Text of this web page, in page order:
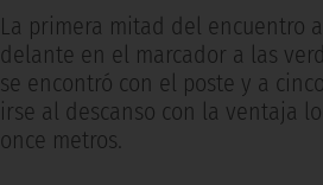
La primera mitad del encuentro
delante en el marcador a las
se encontró con el poste y a
irse al descanso con la ventaja
once metros.